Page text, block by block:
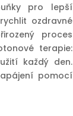
pro lepší
ozdravné
proces
terapie:
každý den.
pomocí